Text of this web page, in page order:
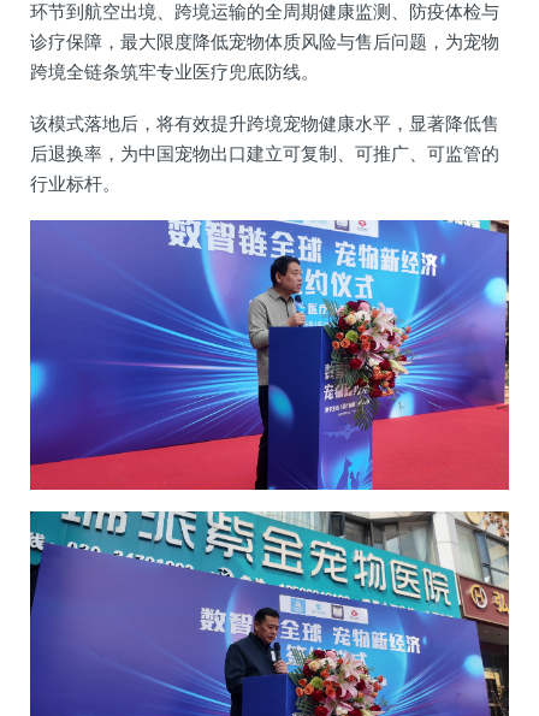
环节到航空出境、跨境运输的全周期健康监测、防疫体检与
诊疗保障，最大限度降低宠物体质风险与售后问题，为宠物
跨境全链条筑牢专业医疗兜底防线。
该模式落地后，将有效提升跨境宠物健康水平，显著降低售
后退换率，为中国宠物出口建立可复制、可推广、可监管的
行业标杆。